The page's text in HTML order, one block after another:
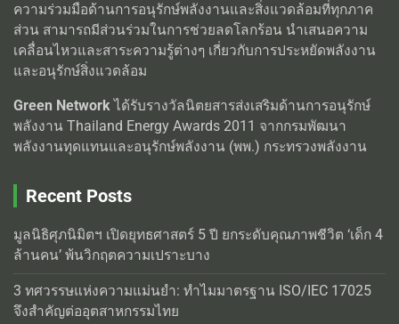
ความร่วมมือด้านการอนุรักษ์พลังงานและสิ่งแวดล้อมที่ทุกภาค
ส่วน สามารถมีส่วนร่วมในการช่วยลดโลกร้อน นำเสนอความ
เคลื่อนไหวและสาระความรู้ต่างๆ เกี่ยวกับการประหยัดพลังงาน
และอนุรักษ์สิ่งแวดล้อม
Green Networkได้รับรางวัลนิตยสารส่งเสริมด้านการอนุรักษ์
พลังงาน Thailand Energy Awards 2011 จากกรมพัฒนา
พลังงานทุดแทนและอนุรักษ์พลังงาน (พพ.) กระทรวงพลังงาน
Recent Posts
มูลนิธิศุภนิมิตฯ เปิดยุทธศาสตร์ 5 ปี ยกระดับคุณภาพชีวิต ‘เด็ก 4
ล้านคน’ พ้นวิกฤตความเปราะบาง
3 ทศวรรษแห่งความแม่นยำ: ทำไมมาตรฐาน ISO/IEC 17025
จึงสำคัญต่ออุตสาหกรรมไทย